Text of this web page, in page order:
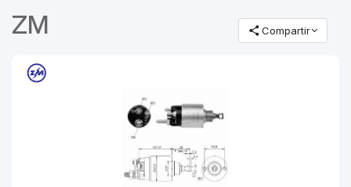
ZM Compartir